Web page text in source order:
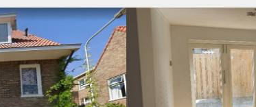
aan de keuken